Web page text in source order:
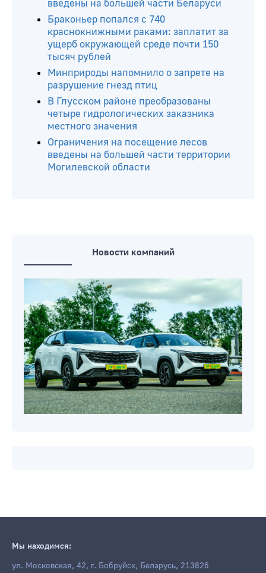
введены на большей части Беларуси
Браконьер попался с 740
краснокнижными раками: заплатит за
ущерб окружающей среде почти 150
тысяч рублей
Минприроды напомнило о запрете на
разрушение гнезд птиц
В Глусском районе преобразованы
четыре гидрологических заказника
местного значения
Ограничения на посещение лесов
введены на большей части территории
Могилевской области
Новости компаний
Мы находимся:
ул. Московская, 42, г. Бобруйск, Беларусь, 213826